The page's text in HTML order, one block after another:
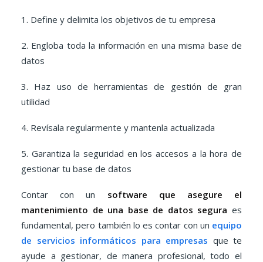
1. Define y delimita los objetivos de tu empresa
2. Engloba toda la información en una misma base de
datos
3. Haz uso de herramientas de gestión de gran
utilidad
4. Revísala regularmente y mantenla actualizada
5. Garantiza la seguridad en los accesos a la hora de
gestionar tu base de datos
Contar con un software que asegure el
mantenimiento de una base de datos segura es
fundamental, pero también lo es contar con un equipo
de servicios informáticos para empresas que te
ayude a gestionar, de manera profesional, todo el